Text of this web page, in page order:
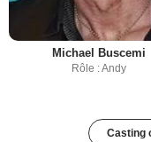
Michael Buscemi
Rôle : Andy
Casting